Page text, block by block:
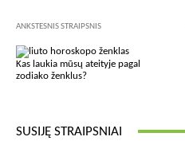
ANKSTESNIS STRAIPSNIS
Kas laukia mūsų ateityje pagal
zodiako ženklus?
SUSIJĘ STRAIPSNIAI